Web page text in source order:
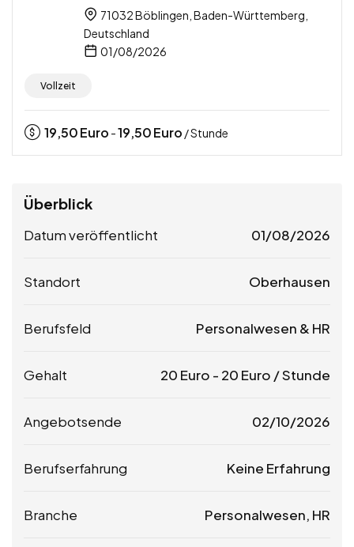
71032 Böblingen, Baden-Württemberg,
Deutschland
01/08/2026
Vollzeit
19,50Euro -19,50Euro / Stunde
Überblick
Datum veröffentlicht 01/08/2026
Standort Oberhausen
Berufsfeld Personalwesen & HR
Gehalt 20 Euro - 20 Euro / Stunde
Angebotsende 02/10/2026
Berufserfahrung Keine Erfahrung
Branche Personalwesen, HR